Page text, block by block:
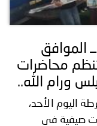
1448/02/05هـ ــ الموافق
تنظم محاضرات
ورام الله..
اليوم الأحد،
صيفية في